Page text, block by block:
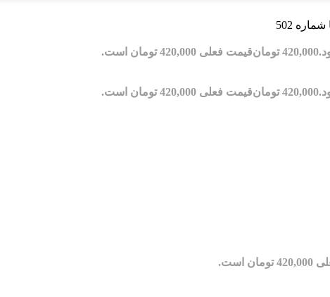
502
420,000 تومانقیمت فعلی 420,000 تومان است.
420,000 تومانقیمت فعلی 420,000 تومان است.
است.